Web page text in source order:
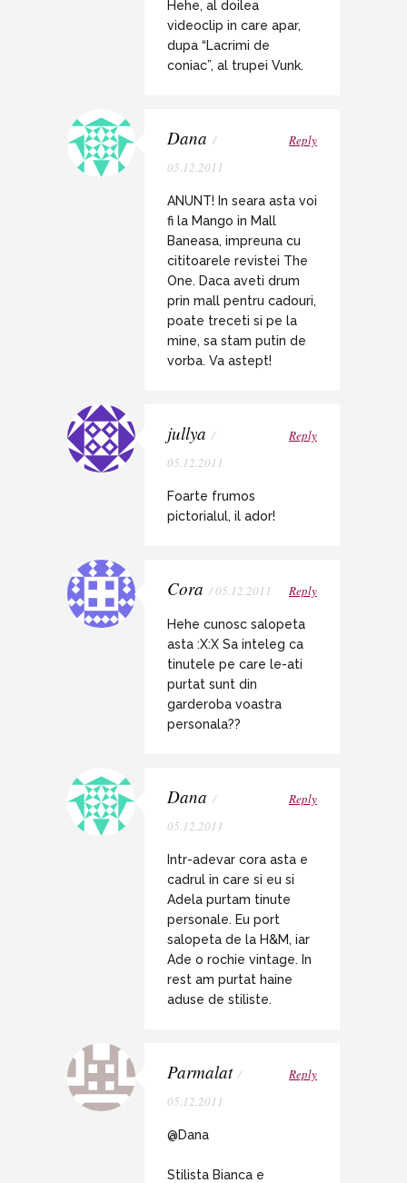
Hehe, al doilea
videoclip in care apar,
dupa “Lacrimi de
coniac”, al trupei Vunk.
Dana /
05.12.2011
Reply
ANUNT! In seara asta voi
fi la Mango in Mall
Baneasa, impreuna cu
cititoarele revistei The
One. Daca aveti drum
prin mall pentru cadouri,
poate treceti si pe la
mine, sa stam putin de
vorba. Va astept!
jullya /
05.12.2011
Reply
Foarte frumos
pictorialul, il ador!
Cora / 05.12.2011 Reply
Hehe cunosc salopeta
asta :X:X Sa inteleg ca
tinutele pe care le-ati
purtat sunt din
garderoba voastra
personala??
Dana /
05.12.2011
Reply
Intr-adevar cora asta e
cadrul in care si eu si
Adela purtam tinute
personale. Eu port
salopeta de la H&M, iar
Ade o rochie vintage. In
rest am purtat haine
aduse de stiliste.
Parmalat /
05.12.2011
Reply
@Dana
Stilista Bianca e